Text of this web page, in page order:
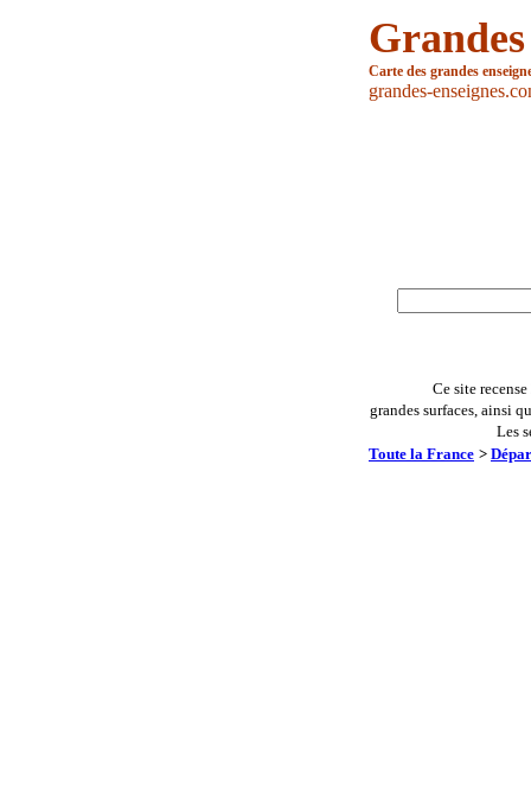
Carte des grandes
grandes-
Ce site recense
grandes surfaces, ainsi
Les
Toute la France >